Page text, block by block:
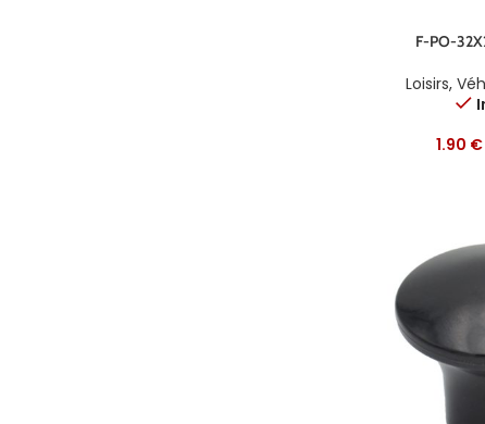
F-PO-
Loisirs,
1.90 €